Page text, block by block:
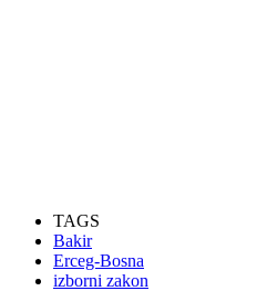
TAGS
Bakir
Erceg-Bosna
izborni zakon